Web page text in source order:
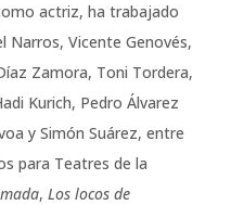
actriz, ha trabajado
Vicente Genovés,
Zamora, Toni Tordera,
Kurich, Pedro Álvarez
y Simón Suárez, entre
para Teatres de la
, Los locos de